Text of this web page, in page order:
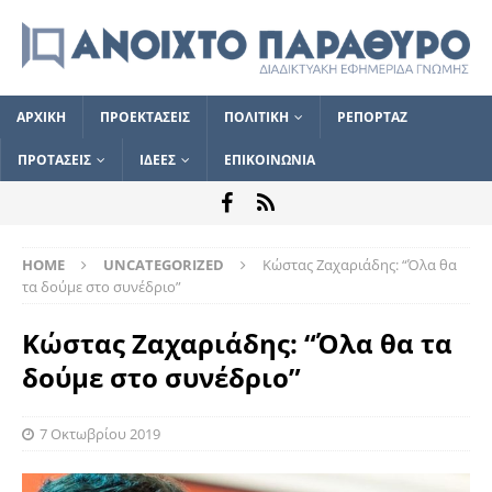
ΑΡΧΙΚΗ ΠΡΟΕΚΤΑΣΕΙΣ ΠΟΛΙΤΙΚΗ ΡΕΠΟΡΤΑΖ
ΠΡΟΤΑΣΕΙΣ ΙΔΕΕΣ ΕΠΙΚΟΙΝΩΝΙΑ
HOME UNCATEGORIZED
Κώστας Ζαχαριάδης: “Όλα θα
τα δούμε στο συνέδριο”
Κώστας Ζαχαριάδης: “Όλα θα τα
δούμε στο συνέδριο”
7 Οκτωβρίου 2019